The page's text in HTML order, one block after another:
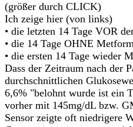
(größer durch CLICK)
Ich zeige hier (von links)
• die letzten 14 Tage VOR
• die 14 Tage OHNE
• die ersten 14 Tage wieder
Dass der Zeitraum nach der
durchschnittlichen
6,6% "belohnt wurde ist ein
vorher mit 145mg/dL bzw.
Sensor zeigte oft niedrigere